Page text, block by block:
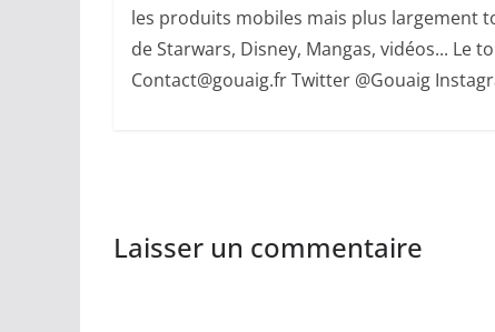
les produits mobiles mais plus largement
de Starwars, Disney, Mangas, vidéos... Le
Contact@gouaig.fr Twitter @Gouaig
Laisser un commentaire